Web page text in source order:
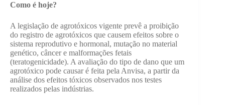
Como é hoje?
A legislação de agrotóxicos vigente prevê a proibição
do registro de agrotóxicos que causem efeitos sobre o
sistema reprodutivo e hormonal, mutação no material
genético, câncer e malformações fetais
(teratogenicidade). A avaliação do tipo de dano que um
agrotóxico pode causar é feita pela Anvisa, a partir da
análise dos efeitos tóxicos observados nos testes
realizados pelas indústrias.